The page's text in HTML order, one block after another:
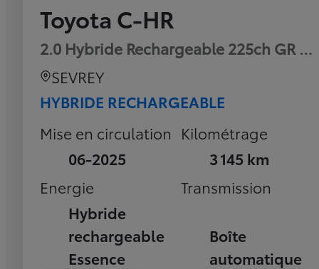
Toyota C-HR
2.0 Hybride Rechargeable 225ch GR
SEVREY
HYBRIDE RECHARGEABLE
Mise en circulation
06-2025
Kilométrage
3 145 km
Energie
Hybride
rechargeable
Essence
Transmission
Boîte
automatique